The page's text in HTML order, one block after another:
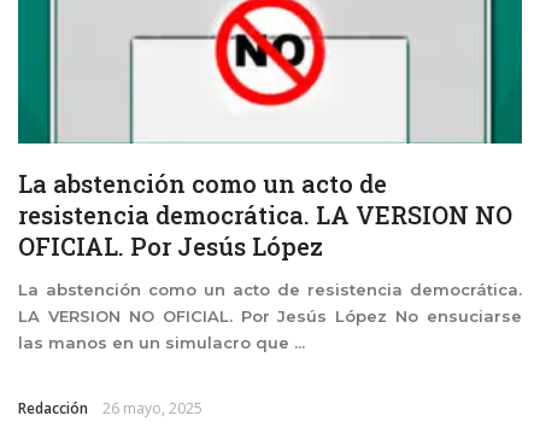
La abstención como un acto de
resistencia democrática. LA VERSION NO
OFICIAL. Por Jesús López
La abstención como un acto de resistencia democrática.
LA VERSION NO OFICIAL. Por Jesús López No ensuciarse
las manos en un simulacro que ...
Redacción 26 mayo, 2025